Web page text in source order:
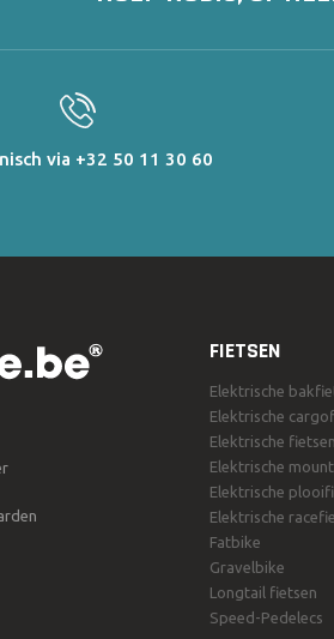
via +32 50 11 30 60
FIETSEN
Elektrische
Elektrische
Elektrische fietsen
Elektrische
Elektrische
Elektrische
Fatbike
Gravelbike
Longtail fietsen
Speed-Pedelecs